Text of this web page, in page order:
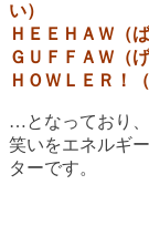
い）
ＨＥＥＨＡＷ（
ＧＵＦＦＡＷ（
ＨＯＷＬＥＲ！
…となっており、
笑いをエネルギ
ターです。